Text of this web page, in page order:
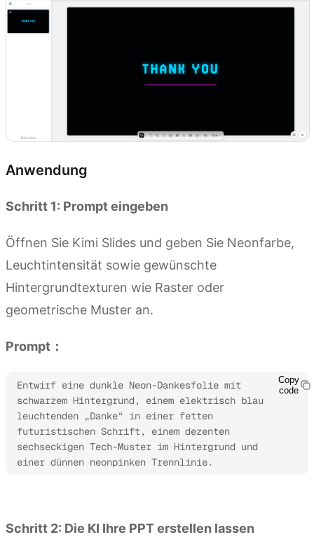
Anwendung
Schritt 1: Prompt eingeben
Öffnen Sie Kimi Slides und geben Sie Neonfarbe,
Leuchtintensität sowie gewünschte
Hintergrundtexturen wie Raster oder
geometrische Muster an.
Prompt：
Entwirf eine dunkle Neon-Dankesfolie mit
schwarzem Hintergrund, einem elektrisch blau
leuchtenden „Danke“ in einer fetten
futuristischen Schrift, einem dezenten
sechseckigen Tech-Muster im Hintergrund und
einer dünnen neonpinken Trennlinie.
Copy
code
Schritt 2: Die KI Ihre PPT erstellen lassen